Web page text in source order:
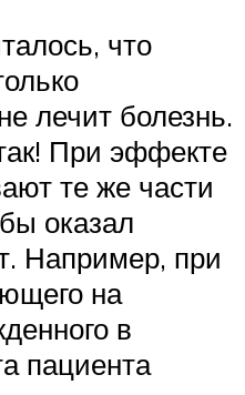
что
лечит болезнь.
При эффекте
те же части
оказал
Например, при
на
в
пациента